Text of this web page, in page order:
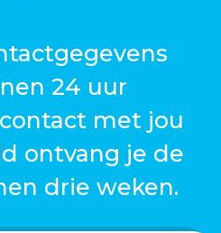
24 uur
met jou
ontvang je de
drie weken.